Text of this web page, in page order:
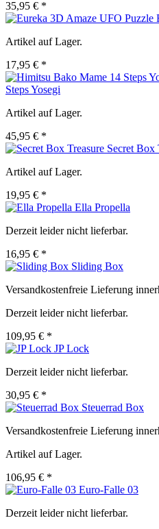
35,95 € *
Artikel auf Lager.
17,95 € *
Steps Yosegi
Artikel auf Lager.
45,95 € *
Secret Box
Artikel auf Lager.
19,95 € *
Ella Propella
Derzeit leider nicht lieferbar.
16,95 € *
Sliding Box
Versandkostenfreie Lieferung
Derzeit leider nicht lieferbar.
109,95 € *
JP Lock
Derzeit leider nicht lieferbar.
30,95 € *
Steuerrad Box
Versandkostenfreie Lieferung
Artikel auf Lager.
106,95 € *
Euro-Falle 03
Derzeit leider nicht lieferbar.